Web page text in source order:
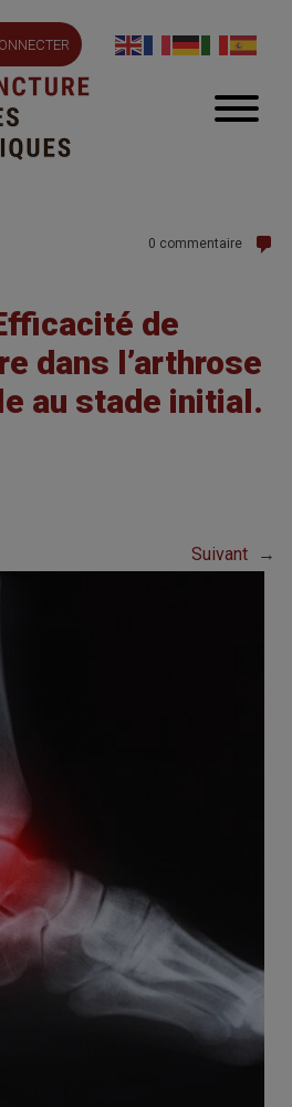
0 commentaire
de
dans l’arthrose
au stade initial.
Suivant
→